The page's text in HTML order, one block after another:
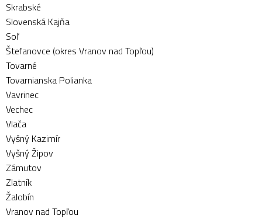
Skrabské
Slovenská Kajňa
Soľ
Štefanovce (okres Vranov nad Topľou)
Tovarné
Tovarnianska Polianka
Vavrinec
Vechec
Vlača
Vyšný Kazimír
Vyšný Žipov
Zámutov
Zlatník
Žalobín
Vranov nad Topľou